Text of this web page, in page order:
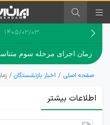
۱۴۰۵/۰۲/۰۳
زمان اجرای مرحله سوم
صفحه اصلی اخبار بازنشستگان
اطلاعات بیشتر